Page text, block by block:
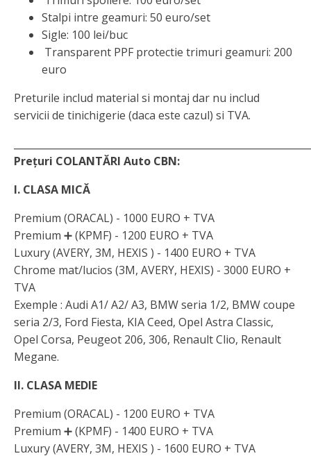
Stalpi intre geamuri: 50 euro/set
Sigle: 100 lei/buc
Transparent PPF protectie trimuri geamuri: 200
euro
Preturile includ material si montaj dar nu includ
servicii de tinichigerie (daca este cazul) si TVA.
Prețuri COLANTĂRI Auto CBN:
I. CLASA MICĂ
Premium (ORACAL) - 1000 EURO + TVA
Premium ➕ (KPMF) - 1200 EURO + TVA
Luxury (AVERY, 3M, HEXIS ) - 1400 EURO + TVA
Chrome mat/lucios (3M, AVERY, HEXIS) - 3000 EURO +
TVA
Exemple : Audi A1/ A2/ A3, BMW seria 1/2, BMW coupe
seria 2/3, Ford Fiesta, KIA Ceed, Opel Astra Classic,
Opel Corsa, Peugeot 206, 306, Renault Clio, Renault
Megane.
II. CLASA MEDIE
Premium (ORACAL) - 1200 EURO + TVA
Premium ➕ (KPMF) - 1400 EURO + TVA
Luxury (AVERY, 3M, HEXIS ) - 1600 EURO + TVA